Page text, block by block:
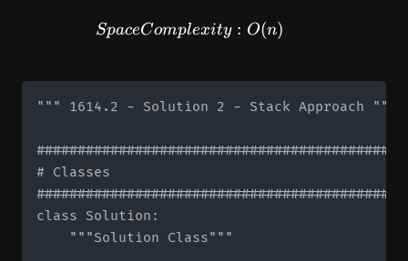
SpaceComplexity: O(n)
SpaceComplexity : O(n)
""" 1614.2 - Solution 2 - Stack Approach """
# Classes
class Solution:
    """Solution Class"""